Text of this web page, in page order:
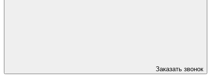
Заказать звонок